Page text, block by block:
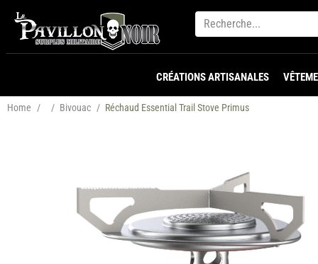
CRÉATIONS ARTISANALES
Home / / Bivouac / Réchaud Essential Trail Stove Primus